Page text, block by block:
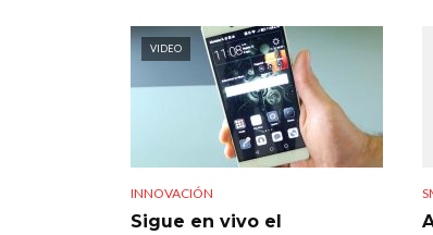
VIDEO
INNOVACIÓN
Sigue en vivo el